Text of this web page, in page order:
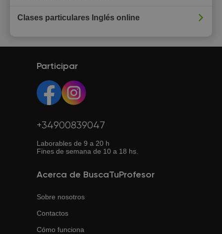
Clases particulares Inglés online
Participar
+34900839047
Laborables de 9 a 20 h
Fines de semana de 10 a 18 hs.
Acerca de BuscaTuProfesor
Sobre nosotros
Contactos
Cómo funciona